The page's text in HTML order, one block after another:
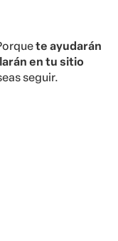
te ayudarán
en tu sitio
seguir.